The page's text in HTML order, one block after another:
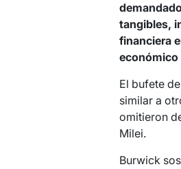
tangibles,
financiera
económico
El bufete
similar a
omitieron
Milei.
Burwick